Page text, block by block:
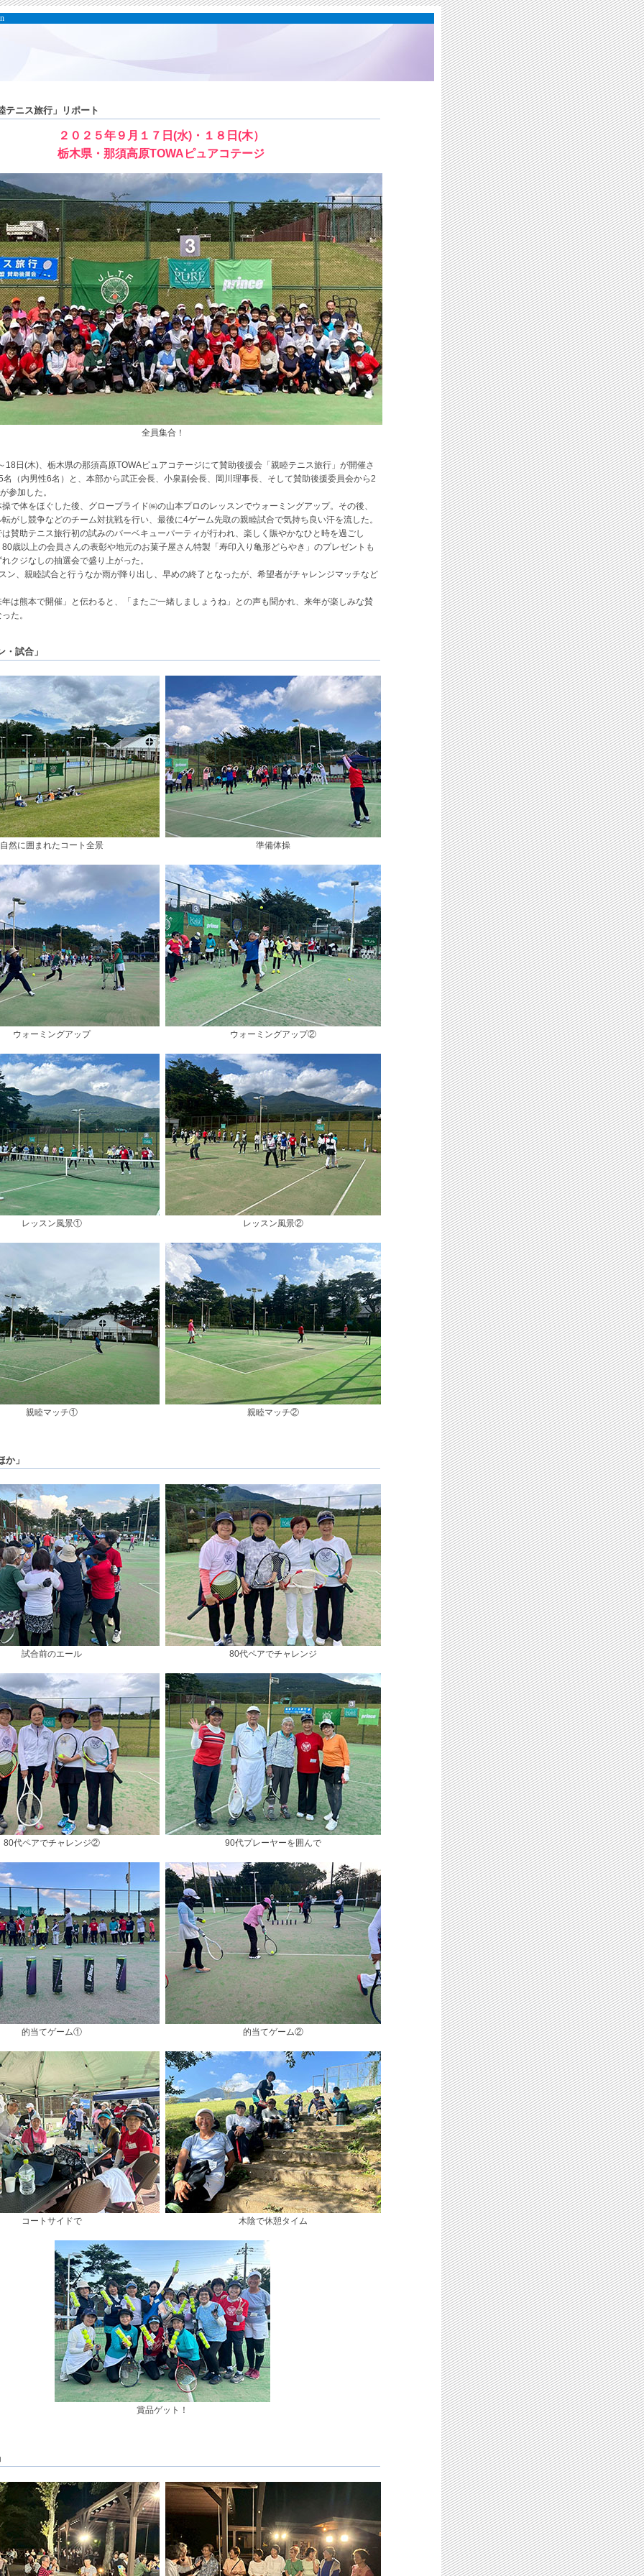
テニス旅行」リポート
２０２５年９月１７日(水)・１８日(木）
栃木県・那須高原TOWAピュアコテージ
全員集合！
日(木)、栃木県の那須高原TOWAピュアコテージにて賛助後援会「親睦テニス旅行」が開催さ
名（内男性6名）と、本部から武正会長、小泉副会長、岡川理事長、そして賛助後援委員会から2
参加した。
体をほぐした後、グローブライド㈱の山本プロのレッスンでウォーミングアップ。その後、
がし競争などのチーム対抗戦を行い、最後に4ゲーム先取の親睦試合で気持ち良い汗を流した。
賛助テニス旅行初の試みのバーベキューパーティが行われ、楽しく賑やかなひと時を過ごし
歳以上の会員さんの表彰や地元のお菓子屋さん特製「寿印入り亀形どらやき」のプレゼントも
クジなしの抽選会で盛り上がった。
、親睦試合と行うなか雨が降り出し、早めの終了となったが、希望者がチャレンジマッチなど
は熊本で開催」と伝わると、「またご一緒しましょうね」との声も聞かれ、来年が楽しみな賛
た。
・試合」
自然に囲まれたコート全景 準備体操
ウォーミングアップ ウォーミングアップ②
レッスン風景① レッスン風景②
親睦マッチ① 親睦マッチ②
か」
試合前のエール 80代ペアでチャレンジ
80代ペアでチャレンジ② 90代プレーヤーを囲んで
的当てゲーム① 的当てゲーム②
コートサイドで 木陰で休憩タイム
賞品ゲット！